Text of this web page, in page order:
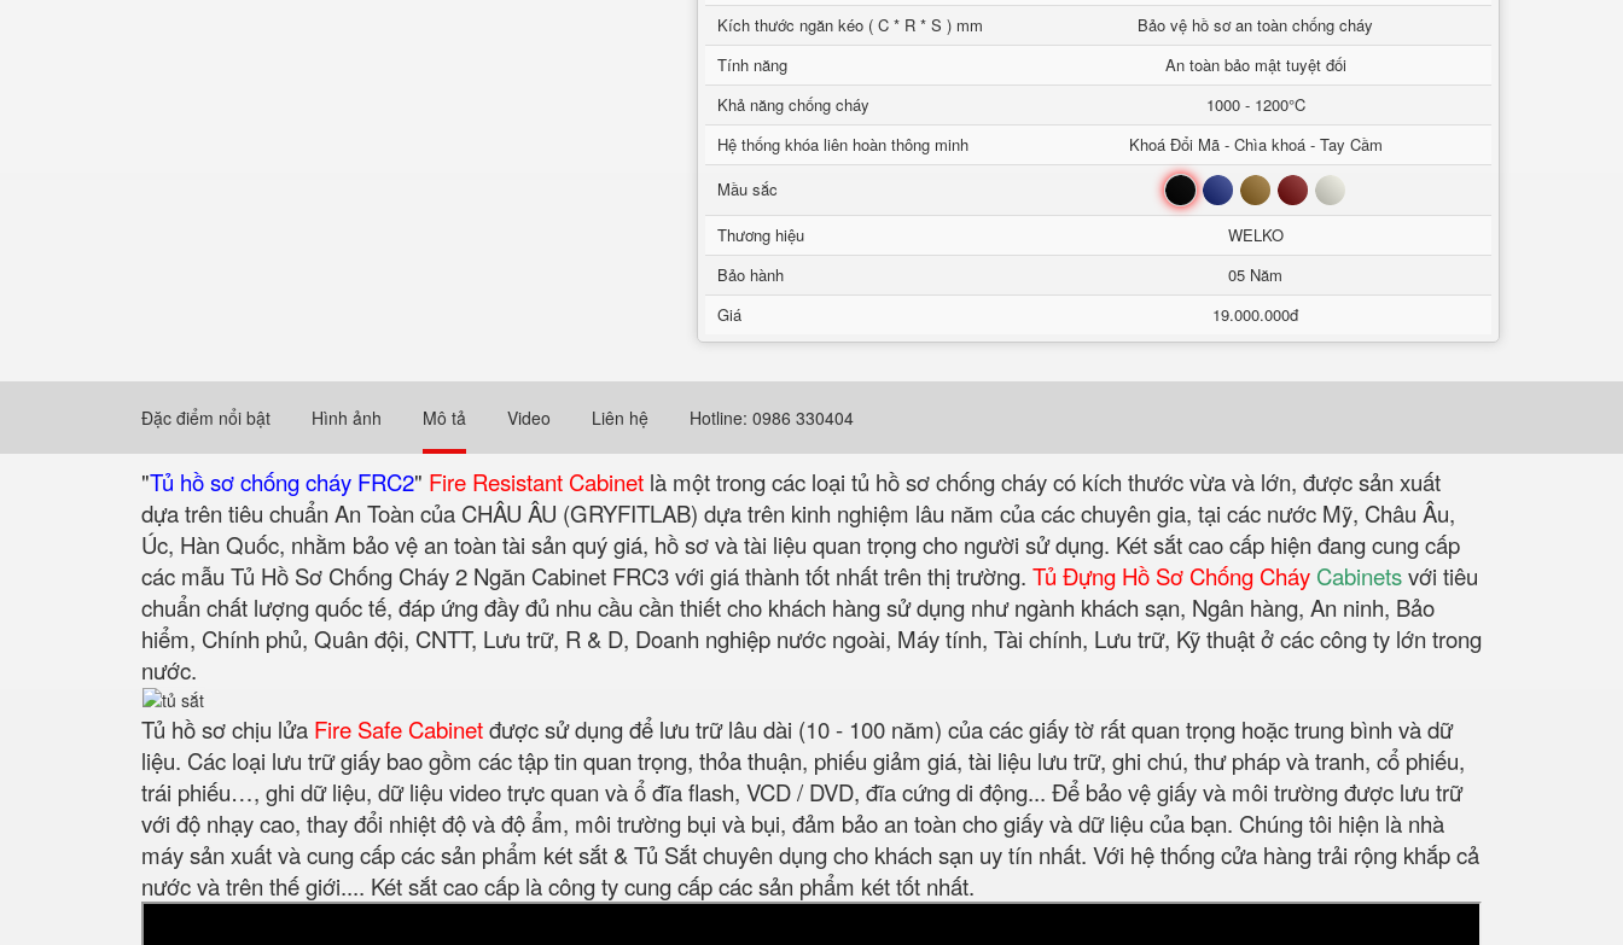
Kích thước ngăn kéo ( C * R * S ) mm
Bảo vệ hồ sơ an toàn chống cháy
Tính năng
An toàn bảo mật tuyệt đối
Khả năng chống cháy
1000 - 1200°C
Hệ thống khóa liên hoàn thông minh
Khoá Đổi Mã - Chìa khoá - Tay Cầm
Mầu sắc
Đen Xanh Nâu Đỏ Trắng
Thương hiệu
WELKO
Bảo hành
05 Năm
Giá
19.000.000đ
Đặc điểm nổi bật Hình ảnh Mô tả Video Liên hệ Hotline: 0986 330404
"Tủ hồ sơ chống cháy FRC2" Fire Resistant Cabinet là một trong các loại tủ hồ sơ chống cháy có kích thước vừa và lớn, được sản xuất
dựa trên tiêu chuẩn An Toàn của CHÂU ÂU (GRYFITLAB) dựa trên kinh nghiệm lâu năm của các chuyên gia, tại các nước Mỹ, Châu Âu,
Úc, Hàn Quốc, nhằm bảo vệ an toàn tài sản quý giá, hồ sơ và tài liệu quan trọng cho người sử dụng. Két sắt cao cấp hiện đang cung cấp
các mẫu Tủ Hồ Sơ Chống Cháy 2 Ngăn Cabinet FRC3 với giá thành tốt nhất trên thị trường. Tủ Đựng Hồ Sơ Chống Cháy Cabinetsvới tiêu
chuẩn chất lượng quốc tế, đáp ứng đầy đủ nhu cầu cần thiết cho khách hàng sử dụng như ngành khách sạn, Ngân hàng, An ninh, Bảo
hiểm, Chính phủ, Quân đội, CNTT, Lưu trữ, R & D, Doanh nghiệp nước ngoài, Máy tính, Tài chính, Lưu trữ, Kỹ thuật ở các công ty lớn trong
nước.
Tủ hồ sơ chịu lửa Fire Safe Cabinetđược sử dụng để lưu trữ lâu dài (10 - 100 năm) của các giấy tờ rất quan trọng hoặc trung bình và dữ
liệu. Các loại lưu trữ giấy bao gồm các tập tin quan trọng, thỏa thuận, phiếu giảm giá, tài liệu lưu trữ, ghi chú, thư pháp và tranh, cổ phiếu,
trái phiếu…, ghi dữ liệu, dữ liệu video trực quan và ổ đĩa flash, VCD / DVD, đĩa cứng di động... Để bảo vệ giấy và môi trường được lưu trữ
với độ nhạy cao, thay đổi nhiệt độ và độ ẩm, môi trường bụi và bụi, đảm bảo an toàn cho giấy và dữ liệu của bạn. Chúng tôi hiện là nhà
máy sản xuất và cung cấp các sản phẩm két sắt & Tủ Sắt chuyên dụng cho khách sạn uy tín nhất. Với hệ thống cửa hàng trải rộng khắp cả
nước và trên thế giới.... Két sắt cao cấp là công ty cung cấp các sản phẩm két tốt nhất.